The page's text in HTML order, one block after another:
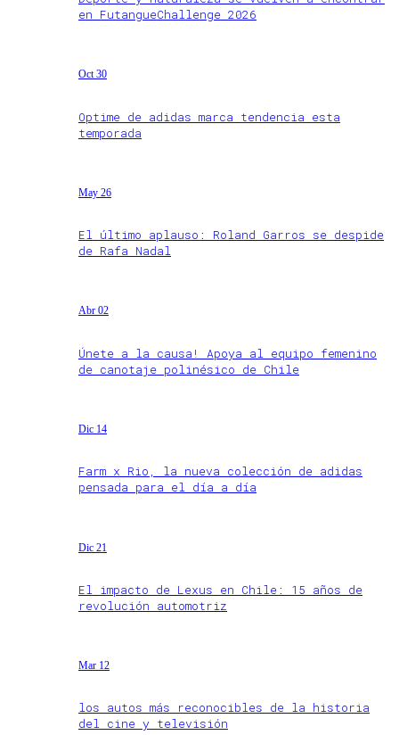
en FutangueChallenge 2026
Oct 30
Optime de adidas marca tendencia esta
temporada
May 26
El último aplauso: Roland Garros se despide
de Rafa Nadal
Abr 02
Únete a la causa! Apoya al equipo femenino
de canotaje polinésico de Chile
Dic 14
Farm x Rio, la nueva colección de adidas
pensada para el día a día
Dic 21
El impacto de Lexus en Chile: 15 años de
revolución automotriz
Mar 12
los autos más reconocibles de la historia
del cine y televisión